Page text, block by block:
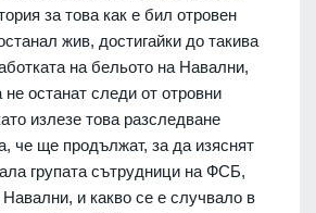
за това как е бил отровен
жив, достигайки до такива
на бельото на Навални,
не останат следи от отровни
излезе това разследване
че ще продължат, за да изяснят
групата сътрудници на ФСБ,
и какво се е случвало в